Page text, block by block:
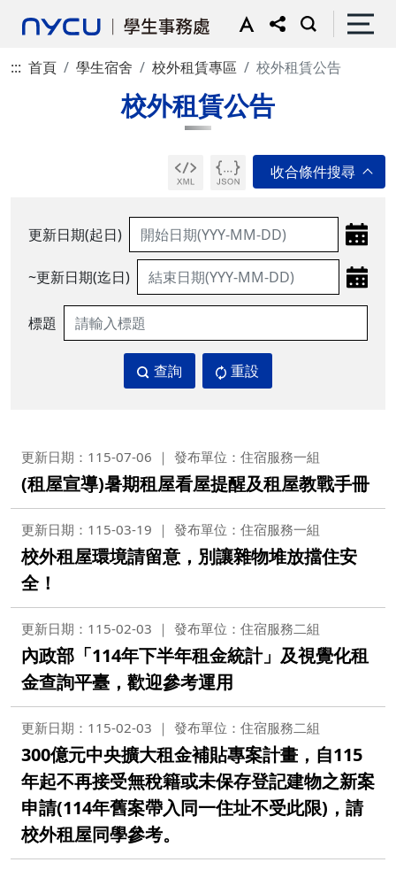
::: 首頁 學生宿舍 校外租賃專區 校外租賃公告
校外租賃公告
更新日期(起日)
~更新日期(迄日)
標題
查詢 重設
更新日期：115-07-06 發布單位：住宿服務一組
(租屋宣導)暑期租屋看屋提醒及租屋教戰手冊
更新日期：115-03-19 發布單位：住宿服務一組
校外租屋環境請留意，別讓雜物堆放擋住安
全！
更新日期：115-02-03 發布單位：住宿服務二組
內政部「114年下半年租金統計」及視覺化租
金查詢平臺，歡迎參考運用
更新日期：115-02-03 發布單位：住宿服務二組
300億元中央擴大租金補貼專案計畫，自115
年起不再接受無稅籍或未保存登記建物之新案
申請(114年舊案帶入同一住址不受此限)，請
校外租屋同學參考。